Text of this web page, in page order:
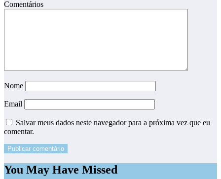
Comentários
Nome
Email
Salvar meus dados neste navegador para a próxima vez que eu
comentar.
You May Have Missed